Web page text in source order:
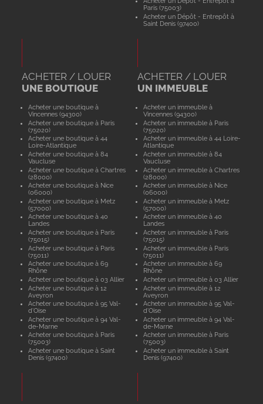
Paris (75003)
Acheter un Dépôt - Entrepôt à
Saint Denis (97400)
ACHETER / LOUER
UNE BOUTIQUE
Acheter une boutique à
Vincennes (94300)
Acheter une boutique à Paris
(75020)
Acheter une boutique à 44
Loire-Atlantique
Acheter une boutique à 84
Vaucluse
Acheter une boutique à Chartres
(28000)
Acheter une boutique à Nice
(06000)
Acheter une boutique à Metz
(57000)
Acheter une boutique à 40
Landes
Acheter une boutique à Paris
(75015)
Acheter une boutique à Paris
(75011)
Acheter une boutique à 69
Rhône
Acheter une boutique à 03 Allier
Acheter une boutique à 12
Aveyron
Acheter une boutique à 95 Val-
d'Oise
Acheter une boutique à 94 Val-
de-Marne
Acheter une boutique à Paris
(75003)
Acheter une boutique à Saint
Denis (97400)
ACHETER / LOUER
UN IMMEUBLE
Acheter un immeuble à
Vincennes (94300)
Acheter un immeuble à Paris
(75020)
Acheter un immeuble à 44 Loire-
Atlantique
Acheter un immeuble à 84
Vaucluse
Acheter un immeuble à Chartres
(28000)
Acheter un immeuble à Nice
(06000)
Acheter un immeuble à Metz
(57000)
Acheter un immeuble à 40
Landes
Acheter un immeuble à Paris
(75015)
Acheter un immeuble à Paris
(75011)
Acheter un immeuble à 69
Rhône
Acheter un immeuble à 03 Allier
Acheter un immeuble à 12
Aveyron
Acheter un immeuble à 95 Val-
d'Oise
Acheter un immeuble à 94 Val-
de-Marne
Acheter un immeuble à Paris
(75003)
Acheter un immeuble à Saint
Denis (97400)